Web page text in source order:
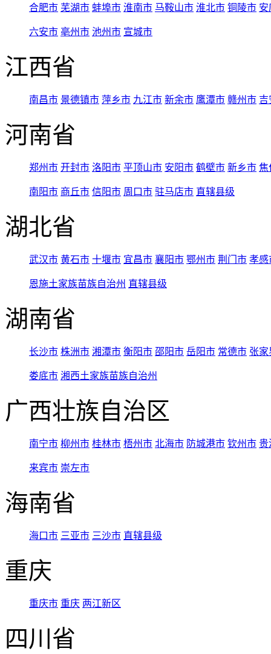
合肥市 芜湖市 蚌埠市 淮南市 马鞍山市 淮北市 铜陵市 安
六安市 亳州市 池州市 宣城市
江西省
南昌市 景德镇市 萍乡市 九江市 新余市 鹰潭市 赣州市 吉
河南省
郑州市 开封市 洛阳市 平顶山市 安阳市 鹤壁市 新乡市 焦
南阳市 商丘市 信阳市 周口市 驻马店市 直辖县级
湖北省
武汉市 黄石市 十堰市 宜昌市 襄阳市 鄂州市 荆门市 孝感
恩施土家族苗族自治州 直辖县级
湖南省
长沙市 株洲市 湘潭市 衡阳市 邵阳市 岳阳市 常德市 张家
娄底市 湘西土家族苗族自治州
广西壮族自治区
南宁市 柳州市 桂林市 梧州市 北海市 防城港市 钦州市 贵
来宾市 崇左市
海南省
海口市 三亚市 三沙市 直辖县级
重庆
重庆市 重庆 两江新区
四川省